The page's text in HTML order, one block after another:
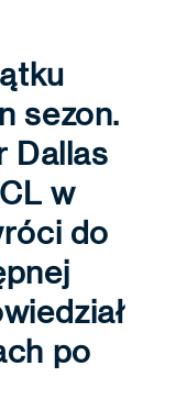
sezon.
Dallas
w
do
po